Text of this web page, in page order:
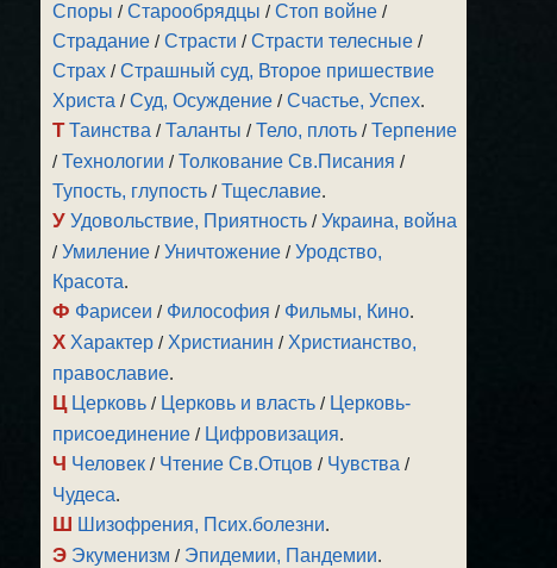
Споры /Старообрядцы /Стоп войне /
Страдание /Страсти /Страсти телесные /
Страх /Страшный суд, Второе пришествие
Христа /Суд, Осуждение /Счастье, Успех.
Т Таинства /Таланты /Тело, плоть /Терпение
/Технологии /Толкование Св.Писания /
Тупость, глупость /Тщеславие.
У Удовольствие, Приятность /Украина, война
/Умиление /Уничтожение /Уродство,
Красота.
Ф Фарисеи / Философия / Фильмы, Кино.
Х Характер / Христианин / Христианство,
православие.
Ц Церковь / Церковь и власть / Церковь-
присоединение / Цифровизация.
Ч Человек / Чтение Св.Отцов / Чувства /
Чудеса.
Ш Шизофрения, Псих.болезни.
Э Экуменизм / Эпидемии, Пандемии.